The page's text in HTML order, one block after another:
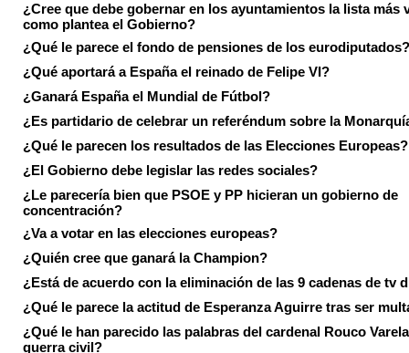
¿Cree que debe gobernar en los ayuntamientos la lista más
como plantea el Gobierno?
¿Qué le parece el fondo de pensiones de los eurodiputados?
¿Qué aportará a España el reinado de Felipe VI?
¿Ganará España el Mundial de Fútbol?
¿Es partidario de celebrar un referéndum sobre la
¿Qué le parecen los resultados de las Elecciones Europeas?
¿El Gobierno debe legislar las redes sociales?
¿Le parecería bien que PSOE y PP hicieran un gobierno de
concentración?
¿Va a votar en las elecciones europeas?
¿Quién cree que ganará la Champion?
¿Está de acuerdo con la eliminación de las 9 cadenas de tv
¿Qué le parece la actitud de Esperanza Aguirre tras ser
¿Qué le han parecido las palabras del cardenal Rouco
guerra civil?